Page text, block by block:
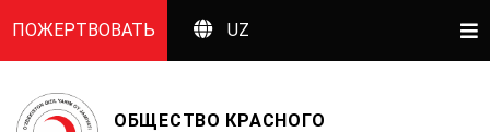
ПОЖЕРТВОВАТЬ UZ
ОБЩЕСТВО КРАСНОГО